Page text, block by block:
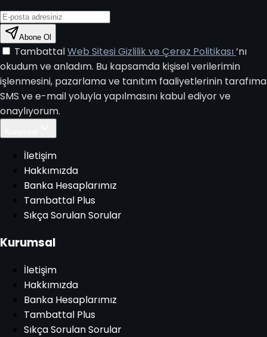
Abone Ol
TambattalWeb Sitesi Gizlilik ve Çerez Politikası’nı
okudum ve anladım. Bu kapsamda kişisel verilerimin
işlenmesini, pazarlama ve tanıtım faaliyetlerinin tarafıma
SMS ve e-mail yoluyla yapılmasını kabul ediyor ve
onaylıyorum.
İletişim
Hakkımızda
Banka Hesaplarımız
Tambattal Plus
Sıkça Sorulan Sorular
Kurumsal
İletişim
Hakkımızda
Banka Hesaplarımız
Tambattal Plus
Sıkça Sorulan Sorular